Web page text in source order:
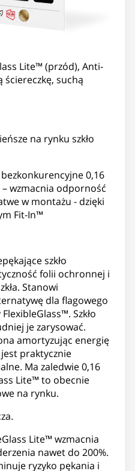
Lite™ (przód), Anti-
suchą
na rynku szkło
0,16
wzmacnia odporność
w montażu - dzięki
Fit-In™
szkło
folii ochronnej i
Stanowi
dla flagowego
Szkło
je zarysować.
amortyzując energię
praktycznie
Ma zaledwie 0,16
Lite™ to obecnie
na rynku.
Lite™ wzmacnia
nawet do 200%.
ryzyko pękania i